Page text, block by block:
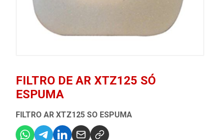
FILTRO DE AR XTZ125 SÓ
ESPUMA
FILTRO AR XTZ125 SO ESPUMA